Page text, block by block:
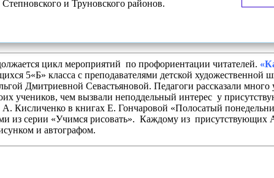
и Труновского районов.
цикл мероприятий по профориентации читателей.
5«Б» класса с преподавателями детской художественной
Дмитриевной Севастьяновой. Педагоги рассказали много
учеников, чем вызвали неподдельный интерес у
Кисличенко в книгах Е. Гончаровой «Полосатый
из серии «Учимся рисовать». Каждому из присутствующих
и автографом.